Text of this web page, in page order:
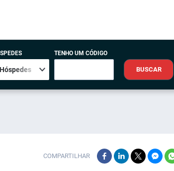
TENHO UM CÓDIGO
BUSCAR
COMPARTILHAR